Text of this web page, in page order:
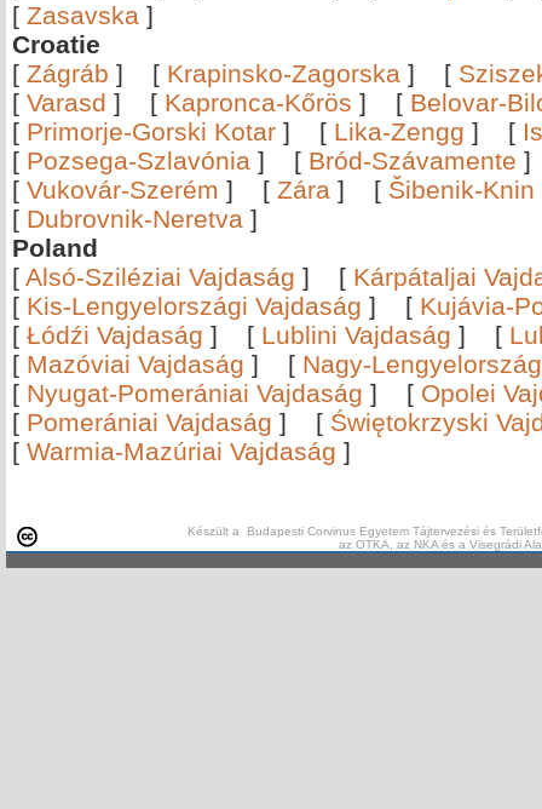
[ Zasavska ]
Croatie
[ Zágráb ] [ Krapinsko-Zagorska ] [
[ Varasd ] [ Kapronca-Kőrös ] [ Belovar-
[ Primorje-Gorski Kotar ] [ Lika-Zengg ] [
[ Pozsega-Szlavónia ] [ Bród-Szávamente
[ Vukovár-Szerém ] [ Zára ] [ Šibenik-Knin
[ Dubrovnik-Neretva ]
Poland
[ Alsó-Sziléziai Vajdaság ] [ Kárpátaljai
[ Kis-Lengyelországi Vajdaság ] [ Kujávia-
[ Łódźi Vajdaság ] [ Lublini Vajdaság ] [
[ Mazóviai Vajdaság ] [ Nagy-
[ Nyugat-Pomerániai Vajdaság ] [ Opolei
[ Pomerániai Vajdaság ] [ Świętokrzyski
[ Warmia-Mazúriai Vajdaság ]
Készült a Budapesti Corvinus Egyetem Tájtervezési és
az OTKA, az NKA és a Visegrádi